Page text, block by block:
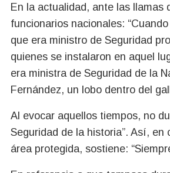
En la actualidad, ante las llamas
funcionarios nacionales:
que era ministro de Seguridad
quienes se instalaron en aquel
era ministra de Seguridad de la
Fernández, un lobo dentro del
Al evocar aquellos tiempos, no
Seguridad de la historia”. Así,
área protegida, sostiene: